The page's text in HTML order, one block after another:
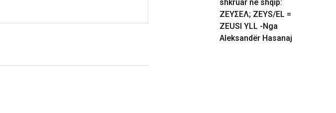
shkruar në shqip:
ΖΕΥΣΕΛ; ZEYS/EL =
ZEUSI YLL -Nga
Aleksandër Hasanaj